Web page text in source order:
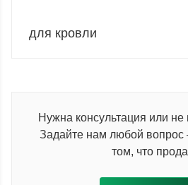
для кровли
Нужна консультация или
Задайте нам любой
том, что